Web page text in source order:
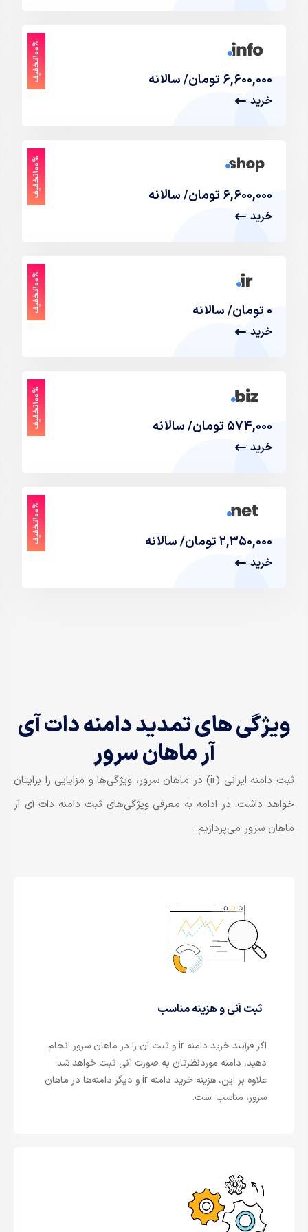
۱
۰
۰
%
ت
خ
ف
ی
ف
۶,۶۰۰,۰۰۰ تومان/ سالانه
خرید
۱
۰
۰
%
ت
خ
ف
ی
ف
۶,۶۰۰,۰۰۰ تومان/ سالانه
خرید
۱
۰
۰
%
ت
خ
ف
ی
ف
۰ تومان/ سالانه
خرید
۱
۰
۰
%
ت
خ
ف
ی
ف
۵۷۴,۰۰۰ تومان/ سالانه
خرید
۱
۰
۰
%
ت
خ
ف
ی
ف
۲,۳۵۰,۰۰۰ تومان/ سالانه
خرید
ویژگی های تمدید دامنه​ دات آی
آر ماهان سرور
ثبت دامنه ایرانی (ir) در ماهان سرور، ویژگی‌ها و مزایایی را برایتان
خواهد داشت. در ادامه به معرفی ویژگی‌های ثبت دامنه دات آی آر
ماهان سرور می‌پردازیم.
ثبت آنی و هزینه مناسب
اگر فرآیند خرید دامنه ir و ثبت آن را در ماهان سرور انجام
دهید، دامنه موردنظرتان به صورت آنی ثبت خواهد شد؛
علاوه بر این، هزینه خرید دامنه ir و دیگر دامنه‌ها در ماهان
سرور، مناسب است.